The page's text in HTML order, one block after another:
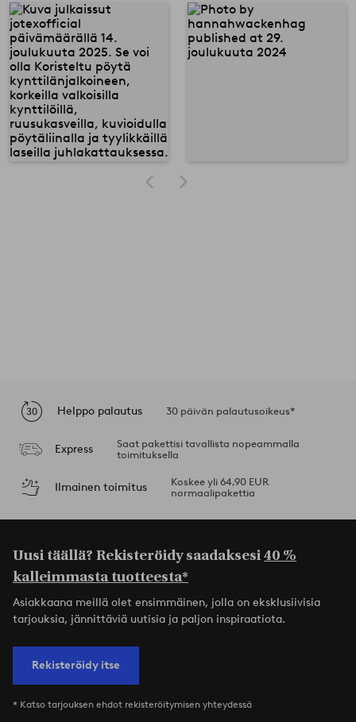
Helppo palautus 30 päivän palautusoikeus*
Express
Saat pakettisi tavallista nopeammalla
toimituksella
Ilmainen toimitus
Koskee yli 64,90 EUR
normaalipakettia
Uusi täällä? Rekisteröidy saadaksesi40 %
kalleimmasta tuotteesta*
Asiakkaana meillä olet ensimmäinen, jolla on eksklusiivisia
tarjouksia, jännittäviä uutisia ja paljon inspiraatiota.
Rekisteröidy itse
* Katso tarjouksen ehdot rekisteröitymisen yhteydessä